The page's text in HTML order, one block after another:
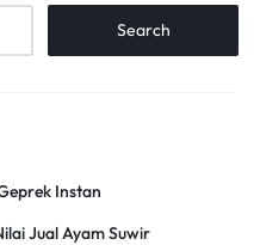
Search
Instan
Jual Ayam Suwir